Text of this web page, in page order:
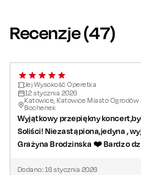
kultura frazy i sceniczna
Albertem MemetiiJakubem
melodie wciąż poruszają i
Oddaj się czarowi „Jej
wieczorowi, który łączy klasę,
Królowa zaprasza!
Recenzje (47)
Jej Wysokość Operetka
12 stycznia 2026
Katowice, Katowice Miasto
Bochenek
Wyjątkowy przepiękny
Soliści! Niezastąpiona,jedyna ,
Grażyna Brodzinska ❤️ Bardzo
Dodano: 16 stycznia 2026